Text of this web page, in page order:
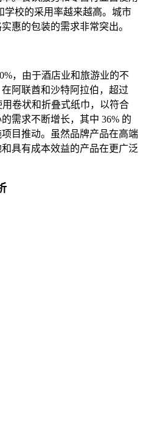
学校的采用率越来越高。城市
惠的包装的需求非常突出。
，由于酒店业和旅游业的不
阿联酋和沙特阿拉伯，超过
卷状和折叠式纸巾，以符合
需求不断增长，其中 36% 的
目推动。虽然品牌产品在高端
具有成本效益的产品在更广泛